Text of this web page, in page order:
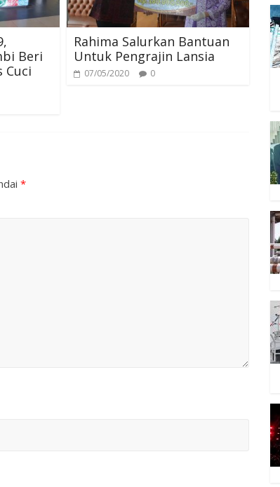
Beri
Cuci
Rahima Salurkan Bantuan
Untuk Pengrajin Lansia
07/05/2020 0
*